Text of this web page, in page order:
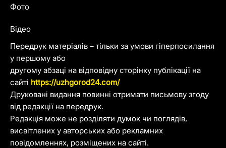
Передрук матеріалів – тільки за умови гіперпосилання
у першому або
другому абзаці на відповідну сторінку публікації на
сайті https://uzhgorod24.com/
Друковані видання повинні отримати письмову згоду
від редакції на передрук.
Редакція може не розділяти думок чи поглядів,
висвітлених у авторських або рекламних
повідомленнях, розміщених на сайті.
Фото
Відео